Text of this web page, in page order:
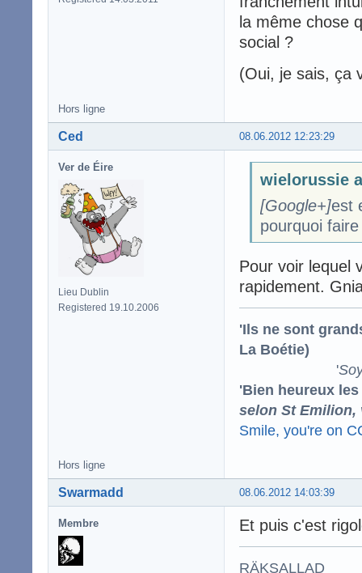
la même chose
social ?
(Oui, je sais, ça
Hors ligne
08.06.2012 12:23:29
Ced
Ver de Éire
Lieu Dublin
Registered 19.10.2006
wielorussie
[Google+]est
pourquoi
Pour voir lequel
rapidement.
'Ils ne sont
La Boétie)
'
'Bien heureux
selon St Emilion,
Smile, you're on
Hors ligne
08.06.2012 14:03:39
Swarmadd
Membre Et puis c'est
RÄKSALLAD